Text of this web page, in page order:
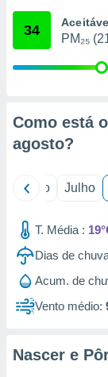
através
1199
34
PM₂₅
Como está
agosto?
Junho Julho
T. Média :
Dias de
Acum. de
Vento médio:
Nascer e